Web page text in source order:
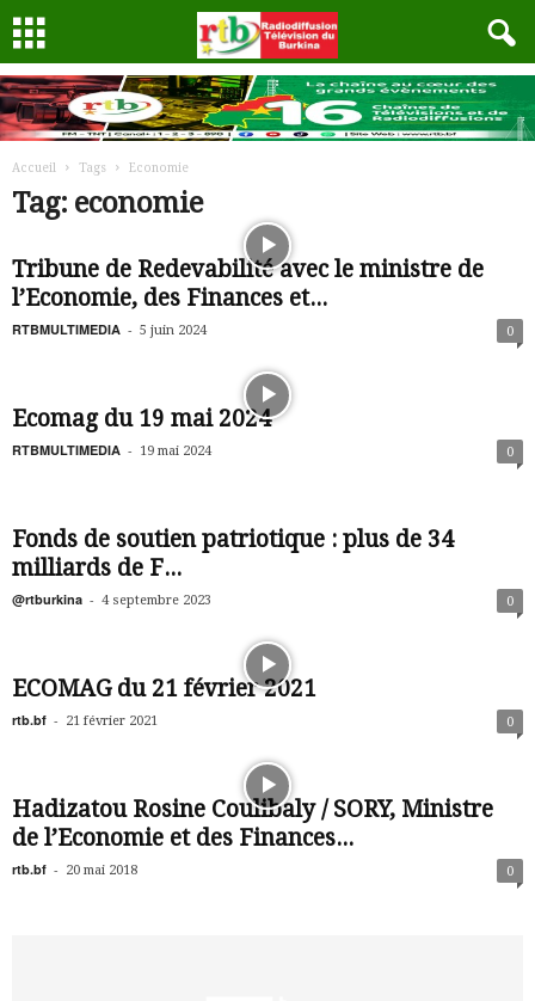
Accueil Tags Economie
Tag: economie
Tribune de Redevabilité avec le ministre de
l’Economie, des Finances et...
RTBMULTIMEDIA - 5 juin 2024 0
Ecomag du 19 mai 2024
RTBMULTIMEDIA - 19 mai 2024 0
Fonds de soutien patriotique : plus de 34
milliards de F...
@rtburkina - 4 septembre 2023 0
ECOMAG du 21 février 2021
rtb.bf - 21 février 2021 0
Hadizatou Rosine Coulibaly / SORY, Ministre
de l’Economie et des Finances...
rtb.bf - 20 mai 2018 0